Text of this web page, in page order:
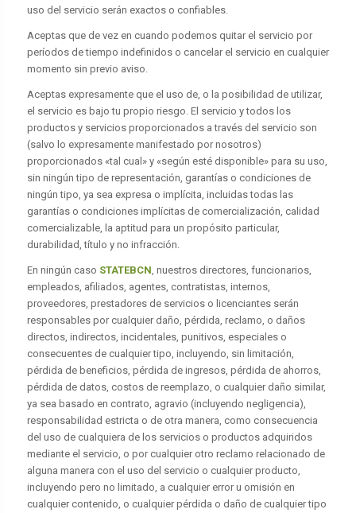
uso del servicio serán exactos o confiables.
Aceptas que de vez en cuando podemos quitar el servicio por
períodos de tiempo indefinidos o cancelar el servicio en cualquier
momento sin previo aviso.
Aceptas expresamente que el uso de, o la posibilidad de utilizar,
el servicio es bajo tu propio riesgo. El servicio y todos los
productos y servicios proporcionados a través del servicio son
(salvo lo expresamente manifestado por nosotros)
proporcionados «tal cual» y «según esté disponible» para su uso,
sin ningún tipo de representación, garantías o condiciones de
ningún tipo, ya sea expresa o implícita, incluidas todas las
garantías o condiciones implícitas de comercialización, calidad
comercializable, la aptitud para un propósito particular,
durabilidad, título y no infracción.
En ningún caso STATEBCN , nuestros directores, funcionarios,
empleados, afiliados, agentes, contratistas, internos,
proveedores, prestadores de servicios o licenciantes serán
responsables por cualquier daño, pérdida, reclamo, o daños
directos, indirectos, incidentales, punitivos, especiales o
consecuentes de cualquier tipo, incluyendo, sin limitación,
pérdida de beneficios, pérdida de ingresos, pérdida de ahorros,
pérdida de datos, costos de reemplazo, o cualquier daño similar,
ya sea basado en contrato, agravio (incluyendo negligencia),
responsabilidad estricta o de otra manera, como consecuencia
del uso de cualquiera de los servicios o productos adquiridos
mediante el servicio, o por cualquier otro reclamo relacionado de
alguna manera con el uso del servicio o cualquier producto,
incluyendo pero no limitado, a cualquier error u omisión en
cualquier contenido, o cualquier pérdida o daño de cualquier tipo